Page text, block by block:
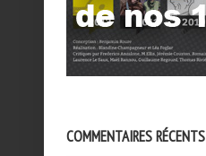
COMMENTAIRES RÉCENTS